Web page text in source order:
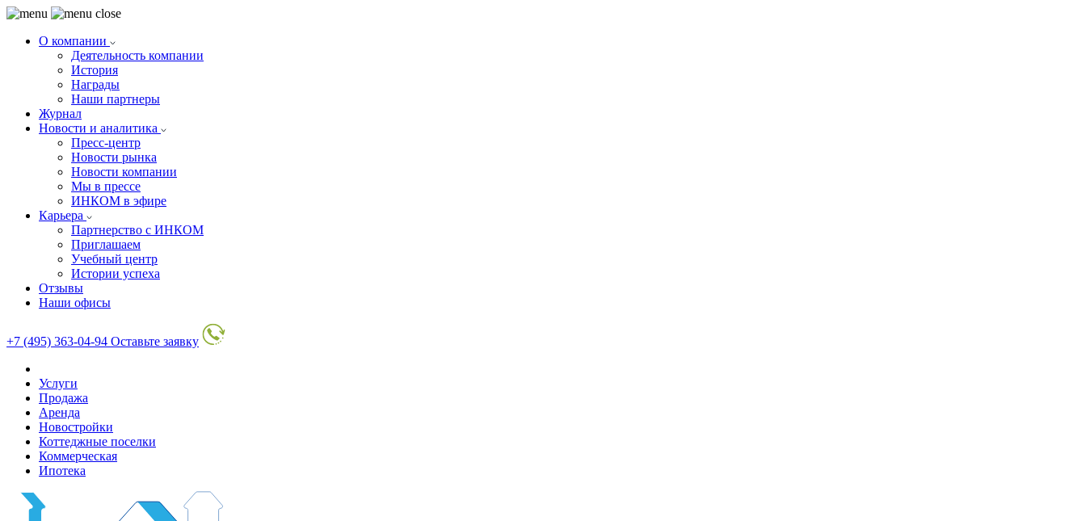
О компании
Деятельность компании
История
Награды
Наши партнеры
Журнал
Новости и аналитика
Пресс-центр
Новости рынка
Новости компании
Мы в прессе
ИНКОМ в эфире
Карьера
Партнерство с ИНКОМ
Приглашаем
Учебный центр
Истории успеха
Отзывы
Наши офисы
+7 (495) 363-04-94 Оставьте заявку
Услуги
Продажа
Аренда
Новостройки
Коттеджные поселки
Коммерческая
Ипотека